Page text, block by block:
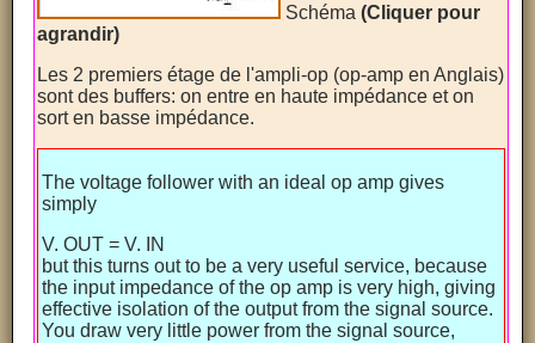
Schéma(Cliquer pour
agrandir)
Les 2 premiers étage de l'ampli-op (op-amp en Anglais)
sont des buffers: on entre en haute impédance et on
sort en basse impédance.
The voltage follower with an ideal op amp gives
simply
V. OUT = V. IN
but this turns out to be a very useful service, because
the input impedance of the op amp is very high, giving
effective isolation of the output from the signal source.
You draw very little power from the signal source,